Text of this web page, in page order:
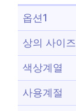
옵션1
상의 사이즈
색상계열
사용계절